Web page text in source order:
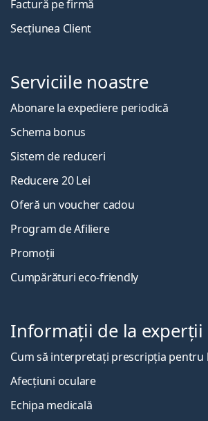
Factură pe firmă
Secțiunea Client
Serviciile noastre
Abonare la expediere periodică
Schema bonus
Sistem de reduceri
Reducere 20 Lei
Oferă un voucher cadou
Program de Afiliere
Promoții
Cumpărături eco-friendly
Informații de la
Cum să interpretați prescripția pentru
Afecțiuni oculare
Echipa medicală